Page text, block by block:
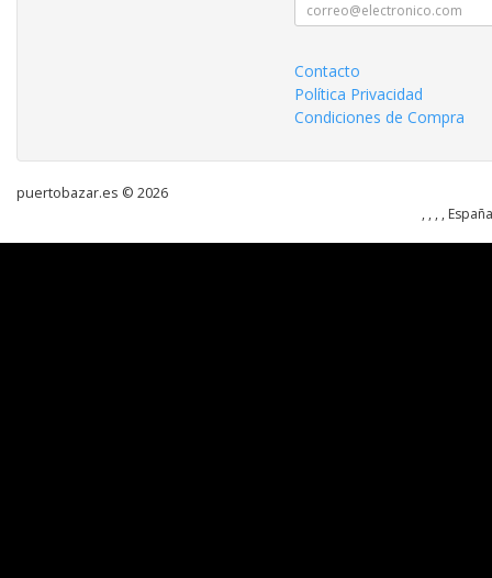
Contacto
Política Privacidad
Condiciones de Compra
puertobazar.es © 2026
, , , ,